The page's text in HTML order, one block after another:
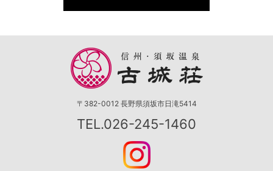
〒382-0012 長野県須坂市日滝5414
TEL.026-245-1460